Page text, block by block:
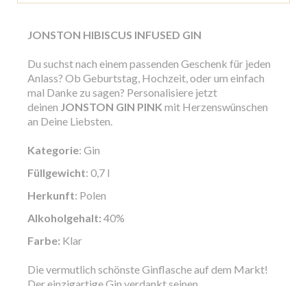
JONSTON HIBISCUS INFUSED GIN
Du suchst nach einem passenden Geschenk für jeden
Anlass? Ob Geburtstag, Hochzeit, oder um einfach
mal Danke zu sagen? Personalisiere jetzt
deinen JONSTON GIN PINK mit Herzenswünschen
an Deine Liebsten.
Kategorie: Gin
Füllgewicht: 0,7 l
Herkunft: Polen
Alkoholgehalt: 40%
Farbe: Klar
Die vermutlich schönste Ginflasche auf dem Markt!